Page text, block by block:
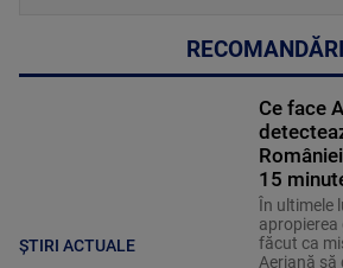
RECOMANDĂRI
ȘTIRI ACTUALE
Ce face
15
În ultimele
apropierea
făcut ca
Aeriană să